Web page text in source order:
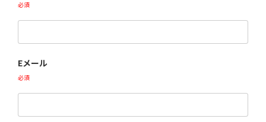
必須
Eメール
必須